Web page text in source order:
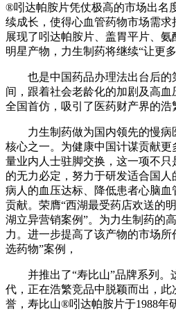
®吲达帕胺片凭仗极高的市场出名
续成长，使得心血管药物市场需
展现了吲达帕胺片、盖胃平片、
明星产物，力生制药将继续“让更
也是中国药品办理法出台后的
间，跟着社会老龄化的加剧及高
全国首仿，吸引了医药财产界的浩
力生制药做为国内领先的慢病
核心之一。为健康中国计谋贡献
量业内人士驻脚交换，这一项不
的无力必定，努力于研发适合国
病人的血压达标、降低患者心脑
贡献。荣膺“西湖最受药店欢送的
湖立异营销案例”。为力生制药的
力。进一步提高了该产物的市场
选药物”案例，
并推出了“寿比山”品牌系列。
代，正在浩繁竞品中脱颖而出，
誉，寿比山®吲达帕胺片于1988年